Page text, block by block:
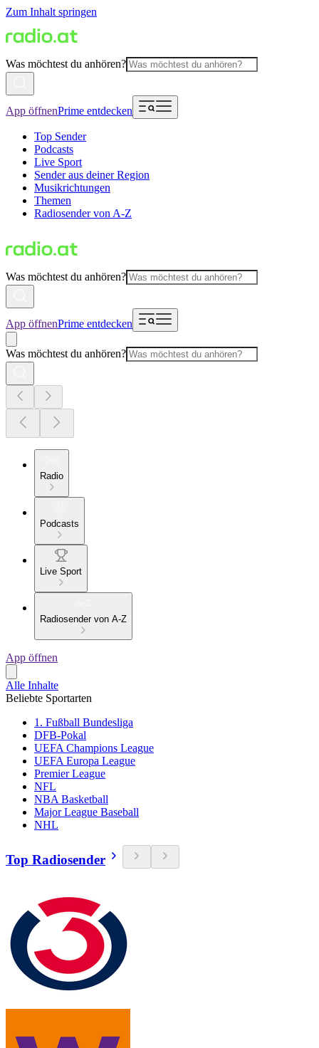
Zum Inhalt springen
Was möchtest du anhören?
App öffnenPrime entdecken
Top Sender
Podcasts
Live Sport
Sender aus deiner Region
Musikrichtungen
Themen
Radiosender von A-Z
Was möchtest du anhören?
App öffnenPrime entdecken
Was möchtest du anhören?
Radio
Podcasts
Live Sport
Radiosender von A-Z
App öffnen
Alle Inhalte
Beliebte Sportarten
1. Fußball Bundesliga
DFB-Pokal
UEFA Champions League
UEFA Europa League
Premier League
NFL
NBA Basketball
Major League Baseball
NHL
Top Radiosender